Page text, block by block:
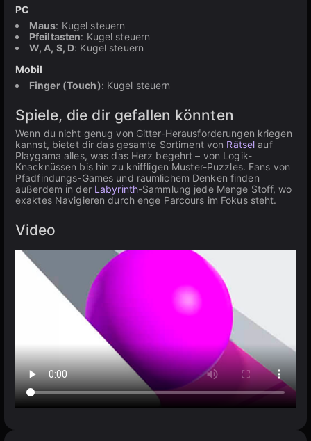
PC
Maus: Kugel steuern
Pfeiltasten: Kugel steuern
W, A, S, D: Kugel steuern
Mobil
Finger (Touch): Kugel steuern
Spiele, die dir gefallen könnten
Wenn du nicht genug von Gitter-Herausforderungen kriegen
kannst, bietet dir das gesamte Sortiment von Rätsel auf
Playgama alles, was das Herz begehrt – von Logik-
Knacknüssen bis hin zu kniffligen Muster-Puzzles. Fans von
Pfadfindungs-Games und räumlichem Denken finden
außerdem in der Labyrinth-Sammlung jede Menge Stoff, wo
exaktes Navigieren durch enge Parcours im Fokus steht.
Video